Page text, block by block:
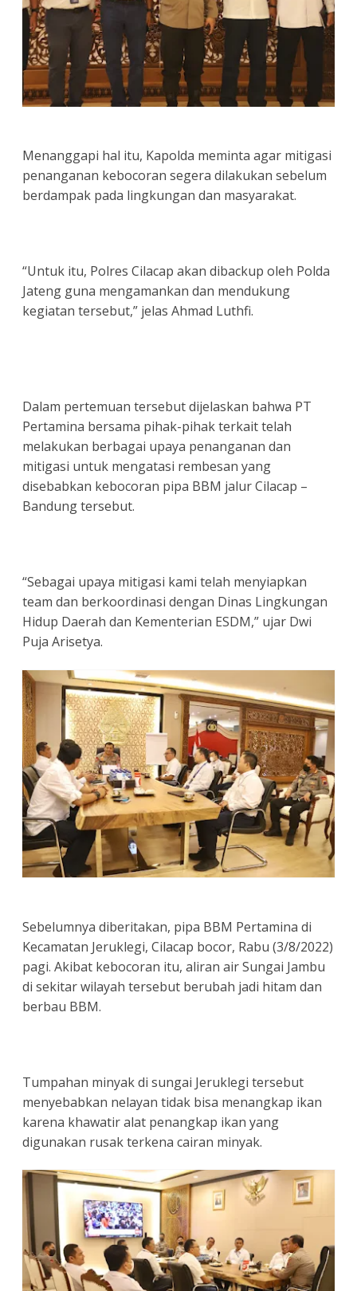
Menanggapi hal itu, Kapolda meminta agar mitigasi
penanganan kebocoran segera dilakukan sebelum
berdampak pada lingkungan dan masyarakat.
“Untuk itu, Polres Cilacap akan dibackup oleh Polda
Jateng guna mengamankan dan mendukung
kegiatan tersebut,” jelas Ahmad Luthfi.
Dalam pertemuan tersebut dijelaskan bahwa PT
Pertamina bersama pihak-pihak terkait telah
melakukan berbagai upaya penanganan dan
mitigasi untuk mengatasi rembesan yang
disebabkan kebocoran pipa BBM jalur Cilacap –
Bandung tersebut.
“Sebagai upaya mitigasi kami telah menyiapkan
team dan berkoordinasi dengan Dinas Lingkungan
Hidup Daerah dan Kementerian ESDM,” ujar Dwi
Puja Arisetya.
Sebelumnya diberitakan, pipa BBM Pertamina di
Kecamatan Jeruklegi, Cilacap bocor, Rabu (3/8/2022)
pagi. Akibat kebocoran itu, aliran air Sungai Jambu
di sekitar wilayah tersebut berubah jadi hitam dan
berbau BBM.
Tumpahan minyak di sungai Jeruklegi tersebut
menyebabkan nelayan tidak bisa menangkap ikan
karena khawatir alat penangkap ikan yang
digunakan rusak terkena cairan minyak.